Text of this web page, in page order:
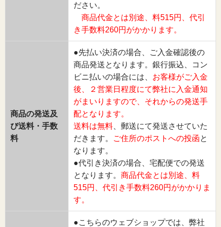
ださい。
商品代金とは別途、料515円、代引
き手数料260円がかかります。
商品の発送及
び送料・手数
料
●先払い決済の場合、ご入金確認後の
商品発送となります。銀行振込、コン
ビニ払いの場合には、 お客様がご入金
後、２営業日程度にて弊社に入金通知
がまいりますので、それからの発送手
配となります。
送料は無料 、郵送にて発送させていた
だきます。
ご住所のポストへの投函と
なります。
●代引き決済の場合、宅配便での発送
となります。 商品代金とは別途、料
515円、代引き手数料260円がかかりま
す。
●こちらのウェブショップでは、弊社